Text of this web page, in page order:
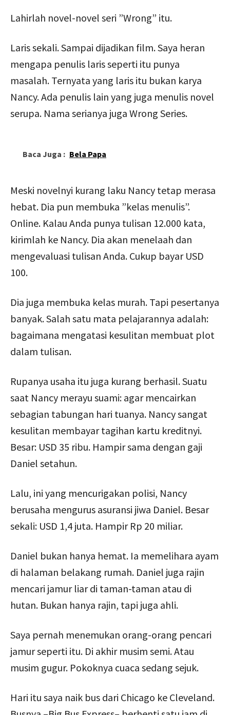
Lahirlah novel-novel seri ”Wrong” itu.
Laris sekali. Sampai dijadikan film. Saya heran
mengapa penulis laris seperti itu punya
masalah. Ternyata yang laris itu bukan karya
Nancy. Ada penulis lain yang juga menulis novel
serupa. Nama serianya juga Wrong Series.
Baca Juga : Bela Papa
Meski novelnyi kurang laku Nancy tetap merasa
hebat. Dia pun membuka ”kelas menulis”.
Online. Kalau Anda punya tulisan 12.000 kata,
kirimlah ke Nancy. Dia akan menelaah dan
mengevaluasi tulisan Anda. Cukup bayar USD
100.
Dia juga membuka kelas murah. Tapi pesertanya
banyak. Salah satu mata pelajarannya adalah:
bagaimana mengatasi kesulitan membuat plot
dalam tulisan.
Rupanya usaha itu juga kurang berhasil. Suatu
saat Nancy merayu suami: agar mencairkan
sebagian tabungan hari tuanya. Nancy sangat
kesulitan membayar tagihan kartu kreditnyi.
Besar: USD 35 ribu. Hampir sama dengan gaji
Daniel setahun.
Lalu, ini yang mencurigakan polisi, Nancy
berusaha mengurus asuransi jiwa Daniel. Besar
sekali: USD 1,4 juta. Hampir Rp 20 miliar.
Daniel bukan hanya hemat. Ia memelihara ayam
di halaman belakang rumah. Daniel juga rajin
mencari jamur liar di taman-taman atau di
hutan. Bukan hanya rajin, tapi juga ahli.
Saya pernah menemukan orang-orang pencari
jamur seperti itu. Di akhir musim semi. Atau
musim gugur. Pokoknya cuaca sedang sejuk.
Hari itu saya naik bus dari Chicago ke Cleveland.